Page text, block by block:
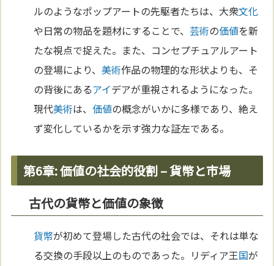
ルのようなポップアートの先駆者たちは、大衆文化
や日常の物品を題材にすることで、芸術の価値を新
たな視点で捉えた。また、コンセプチュアルアート
の登場により、美術作品の物理的な形状よりも、そ
の背後にあるアイデアが重視されるようになった。
現代美術は、 価値の概念がいかに多様であり、絶え
ず変化しているかを示す強力な証左である。
第6章: 価値の社会的役割 – 貨幣と市場
古代の貨幣と価値の象徴
貨幣が初めて登場した古代の社会では、それは単な
る交換の手段以上のものであった。リディア王国が